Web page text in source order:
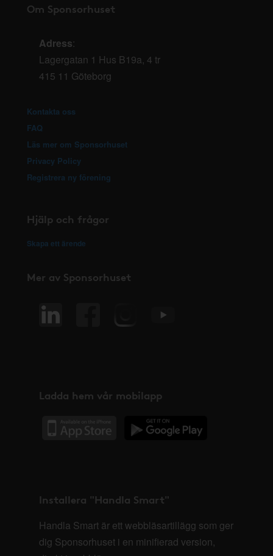
Om Sponsorhuset
Adress:
Lagergatan 1 Hus B19a, 4 tr
415 11 Göteborg
Kontakta oss
FAQ
Läs mer om Sponsorhuset
Privacy Policy
Registrera ny förening
Hjälp och frågor
Skapa ett ärende
Mer av Sponsorhuset
Ladda hem vår mobilapp
Installera "Handla Smart"
Handla Smart är ett webbläsartillägg som ger
dig Sponsorhuset i en minifierad version,